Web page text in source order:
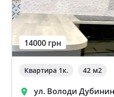
14000 грн
Квартира 1к. 42 м2
ул. Володи